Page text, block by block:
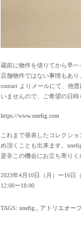
蔵前に物件を借りてから早一
店舗物件ではない事情もあ
contact よりメールにて、他
いませんので、ご希望の日
https://www.unefig.com
これまで発表したコレクシ
め頂くことも出来ます。
是非この機会にお立ち寄りく
2023年4月10日（月）ー16日（
12:00ー18:00
TAGS: unefig. アトリエオー